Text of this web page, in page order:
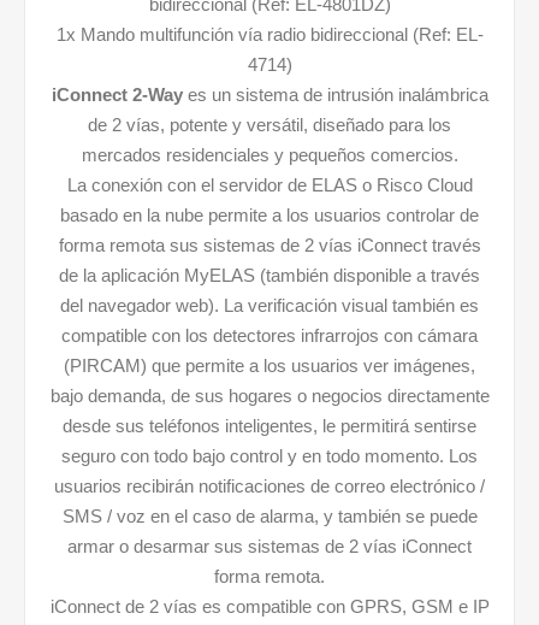
bidireccional (Ref: EL-4801DZ)
1x Mando multifunción vía radio bidireccional (Ref: EL-
4714)
iConnect 2-Wayes un sistema de intrusión inalámbrica
de 2 vías, potente y versátil, diseñado para los
mercados residenciales y pequeños comercios.
La conexión con el servidor de ELAS o Risco Cloud
basado en la nube permite a los usuarios controlar de
forma remota sus sistemas de 2 vías iConnect través
de la aplicación MyELAS (también disponible a través
del navegador web). La verificación visual también es
compatible con los detectores infrarrojos con cámara
(PIRCAM) que permite a los usuarios ver imágenes,
bajo demanda, de sus hogares o negocios directamente
desde sus teléfonos inteligentes, le permitirá sentirse
seguro con todo bajo control y en todo momento. Los
usuarios recibirán notificaciones de correo electrónico /
SMS / voz en el caso de alarma, y también se puede
armar o desarmar sus sistemas de 2 vías iConnect
forma remota.
iConnect de 2 vías es compatible con GPRS, GSM e IP